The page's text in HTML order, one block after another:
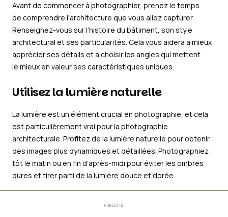
Avant de commencer à photographier, prenez le temps
de comprendre l’architecture que vous allez capturer.
Renseignez-vous sur l’histoire du bâtiment, son style
architectural et ses particularités. Cela vous aidera à mieux
apprécier ses détails et à choisir les angles qui mettent
le mieux en valeur ses caractéristiques uniques.
Utilisez la lumière naturelle
La lumière est un élément crucial en photographie, et cela
est particulièrement vrai pour la photographie
architecturale. Profitez de la lumière naturelle pour obtenir
des images plus dynamiques et détaillées. Photographiez
tôt le matin ou en fin d’après-midi pour éviter les ombres
dures et tirer parti de la lumière douce et dorée.
PUBLICITÉ